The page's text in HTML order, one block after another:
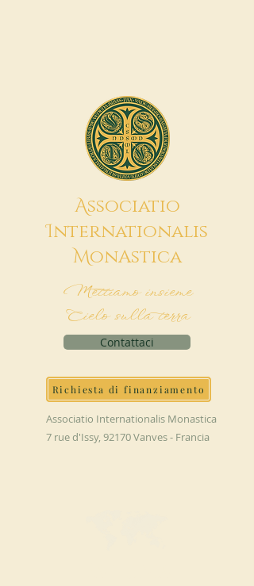
Associatio
Internationalis
MonAstica
Mettiamo insieme
Cielo sulla terra
Contattaci
Richiesta di finanziamento
Associatio Internationalis Monastica
7 rue d'Issy, 92170 Vanves - Francia